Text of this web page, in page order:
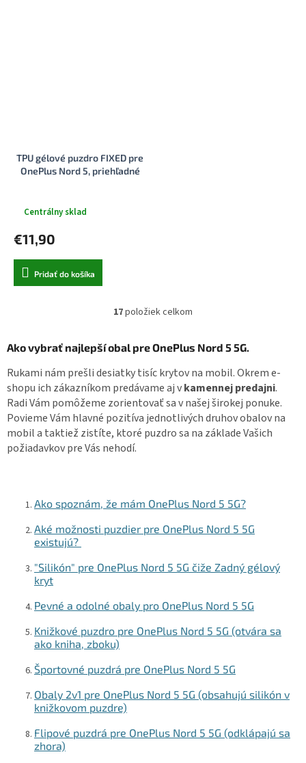
TPU gélové puzdro FIXED pre
OnePlus Nord 5, priehľadné
Centrálny sklad
€11,90
Pridať do košíka
O
l
á
d
a
c
i
e
p
v
ý
p
i
u
17položiek celkom
Ako vybrať najlepší obal pre OnePlus Nord 5 5G.
Rukami nám prešli desiatky tisíc krytov na mobil. Okrem e-
shopu ich zákazníkom predávame aj vkamennej predajni.
Radi Vám pomôžeme zorientovať sa v našej širokej ponuke.
Povieme Vám hlavné pozitíva jednotlivých druhov obalov na
mobil a taktiež zistíte, ktoré puzdro sa na základe Vašich
požiadavkov pre Vás nehodí.
Ako spoznám, že mám OnePlus Nord 5 5G?
Aké možnosti puzdier pre OnePlus Nord 5 5G
existujú?
"Silikón" pre OnePlus Nord 5 5G čiže Zadný gélový
kryt
Pevné a odolné obaly pro OnePlus Nord 5 5G
Knižkové puzdro pre OnePlus Nord 5 5G (otvára sa
ako kniha, zboku)
Športovné puzdrá pre OnePlus Nord 5 5G
Obaly 2v1 pre OnePlus Nord 5 5G (obsahujú silikón v
knižkovom puzdre)
Flipové puzdrá pre OnePlus Nord 5 5G (odklápajú sa
zhora)